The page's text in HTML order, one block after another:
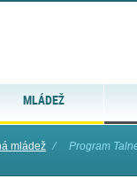
MLÁDEŽ
mládež ⁄ Program